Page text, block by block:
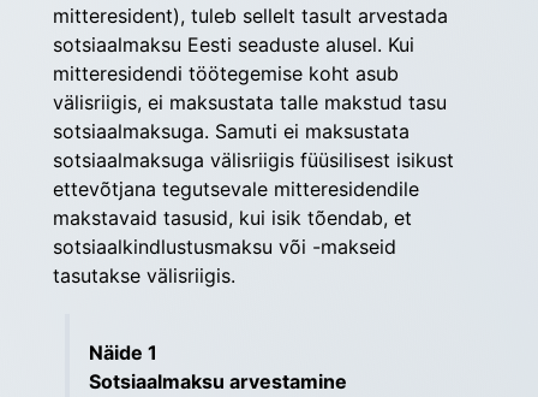
mitteresident), tuleb sellelt tasult arvestada
sotsiaalmaksu Eesti seaduste alusel. Kui
mitteresidendi töötegemise koht asub
välisriigis, ei maksustata talle makstud tasu
sotsiaalmaksuga. Samuti ei maksustata
sotsiaalmaksuga välisriigis füüsilisest isikust
ette­võtjana tegutsevale mitteresidendile
makstavaid tasusid, kui isik tõendab, et
sotsiaalkindlustusmaksu või -makseid
tasutakse välisriigis.
Näide 1
Sotsiaalmaksu arvestamine